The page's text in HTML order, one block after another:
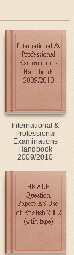
International &
Professional
Examinations
Handbook
2009/2010